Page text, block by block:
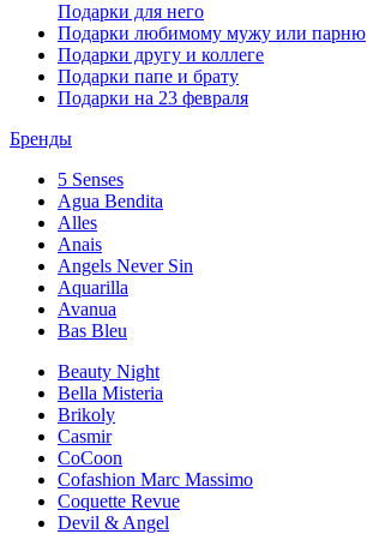
Подарки для него
Подарки любимому мужу или парню
Подарки другу и коллеге
Подарки папе и брату
Подарки на 23 февраля
Бренды
5 Senses
Agua Bendita
Alles
Anais
Angels Never Sin
Aquarilla
Avanua
Bas Bleu
Beauty Night
Bella Misteria
Brikoly
Casmir
CoCoon
Cofashion Marc Massimo
Coquette Revue
Devil & Angel